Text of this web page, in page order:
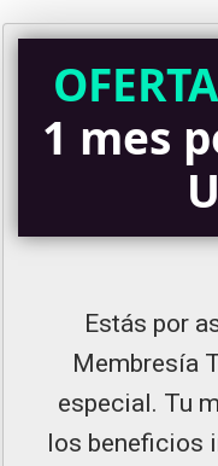
1 mes
Estás por
Membresía
especial. Tu
los beneficios